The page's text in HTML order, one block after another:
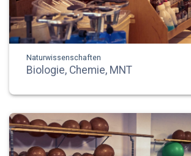
Naturwissenschaften
Biologie, Chemie, MNT